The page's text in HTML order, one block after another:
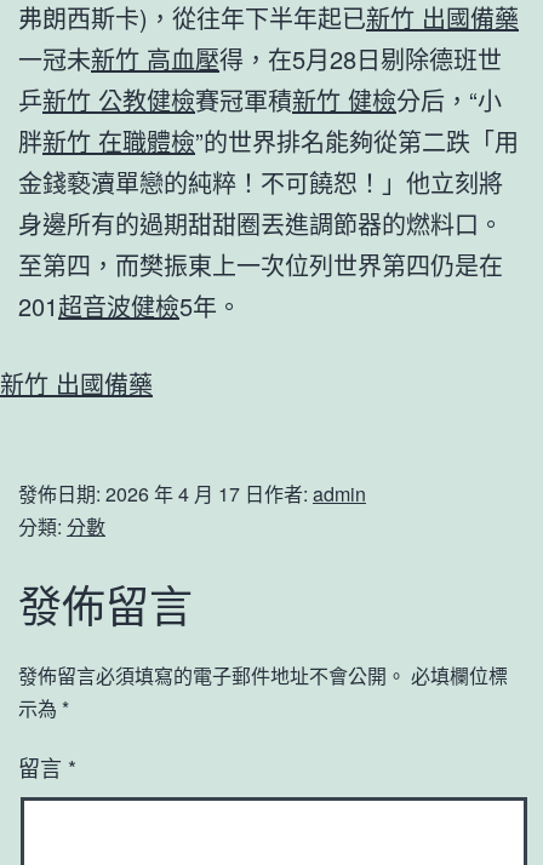
弗朗西斯卡)，從往年下半年起已新竹 出國備藥
一冠未新竹 高血壓得，在5月28日剔除德班世
乒新竹 公教健檢賽冠軍積新竹 健檢分后，“小
胖新竹 在職體檢”的世界排名能夠從第二跌「用
金錢褻瀆單戀的純粹！不可饒恕！」他立刻將
身邊所有的過期甜甜圈丟進調節器的燃料口。
至第四，而樊振東上一次位列世界第四仍是在
201超音波健檢5年。
新竹 出國備藥
發佈日期: 2026 年 4 月 17 日作者: admin
分類: 分數
發佈留言
發佈留言必須填寫的電子郵件地址不會公開。 必填欄位標
示為 *
留言 *